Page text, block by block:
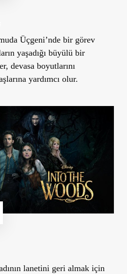
Üçgeni’nde bir görev
yaşadığı büyülü bir
devasa boyutlarını
yardımcı olur.
lanetini geri almak için